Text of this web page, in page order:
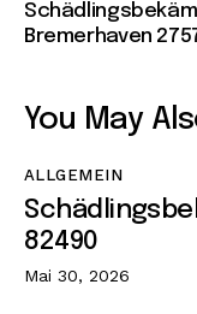
Bremerhaven
You May
ALLGEMEIN
82490
Mai 30, 2026